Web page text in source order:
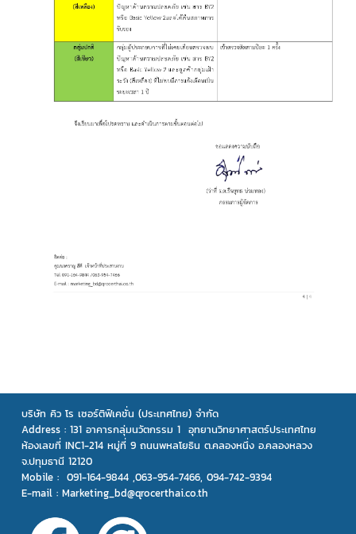
บริษัท คิว โร เซอร์ติฟิเคชั่น (ประเทศไทย) จำกัด
Address : 131 อาคารกลุ่มนวัตกรรม 1 อุทยานวิทยาศาสตร์ประเทศไทย
ห้องเลขที่ INC1-214 หมู่ที่ 9 ถนนพหลโยธิน ต.คลองหนึ่ง อ.คลองหลวง
จ.ปทุมธานี 12120
Mobile : 091-164-9844 ,063-954-7466, 094-742-9394
E-mail : Marketing_bd@qrocerthai.co.th